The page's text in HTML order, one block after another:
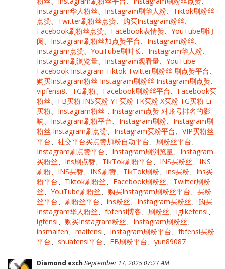
Instagram华人粉丝、 Instagram刷华人粉、 Tiktok刷粉丝
点赞、 Twitter刷粉丝点赞、 购买Instagram粉丝、
Facebook刷粉丝点赞、 Facebook表情赞、 YouTube刷订
阅、 Instagram刷粉丝加点赞平台、 Instagram粉丝、
Instagram点赞、 YouTube刷时长、 Instagram华人粉、
Instagram刷浏览量、 Instagram观看量、 YouTube
Facebook Instagram Tiktok Twitter刷粉丝 刷点赞平台、
购买Instagram粉丝 Instagram刷粉丝 Instagram刷点赞、
vipfensi8、 TG刷粉、 Facebook刷粉丝平台、 Facebook买
粉丝、 FB买粉 INS买粉 YT买粉 TK买粉 X买粉 TG买粉 Li
买粉、 Instagram粉丝，Instagram点赞 对账号排名的影
响、 Instagram刷粉平台、 Instagram刷粉、 Instagram刷
粉丝 Instagram刷点赞、 Instagram买粉平台、 VIP买粉丝
平台、 社交平台买点赞加粉自动平台、 刷粉丝平台、
Instagram刷点赞平台、 Instagram刷浏览量、 Instagram
买粉丝、 Ins刷点赞、 TikTok刷粉平台、 INS买粉丝、INS
刷粉、INS买赞、INS刷赞、 TikTok刷粉、 ins买粉、 Ins买
粉平台、 Tiktok刷粉丝、 Facebook刷粉丝、 Twitter刷粉
丝、 YouTube刷粉丝、 购买Instagram刷粉丝平台、 买粉
丝平台、 刷粉丝平台、 ins粉丝、 Instagram买粉丝、 购买
Instagram华人粉丝、 fbfensi博客、 刷粉丝、 iglikefensi、
igfensi、 购买Instagram粉丝、 Instagram刷粉丝、
insmaifen、 maifensi、 Instagram刷粉平台、 fbfensi买粉
平台、 shuafensi平台、 FB刷粉平台、 yun89087
Diamond exch September 17, 2025 07:27 AM